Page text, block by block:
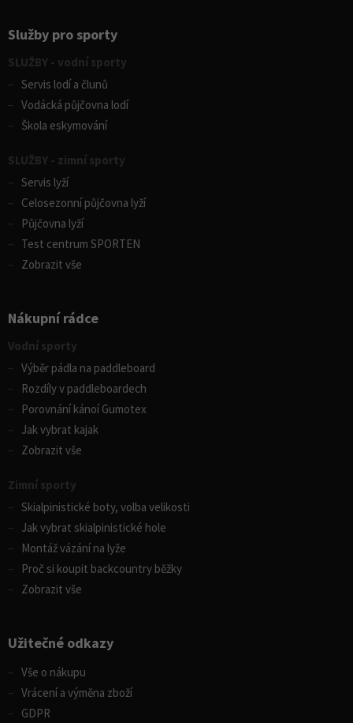
Služby pro sporty
SLUŽBY - vodní sporty
Servis lodí a člunů
Vodácká půjčovna lodí
Škola eskymování
SLUŽBY - zimní sporty
Servis lyží
Celosezonní půjčovna lyží
Půjčovna lyží
Test centrum SPORTEN
Zobrazit vše
Nákupní rádce
Vodní sporty
Výběr pádla na paddleboard
Rozdíly v paddleboardech
Porovnání kánoí Gumotex
Jak vybrat kajak
Zobrazit vše
Zimní sporty
Skialpinistické boty, volba velikosti
Jak vybrat skialpinistické hole
Montáž vázání na lyže
Proč si koupit backcountry běžky
Zobrazit vše
Užitečné odkazy
Vše o nákupu
Vrácení a výměna zboží
GDPR